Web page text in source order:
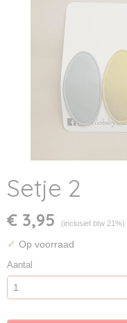
Setje 2
€ 3,95 (inclusief btw 21%)
✓ Op voorraad
Aantal